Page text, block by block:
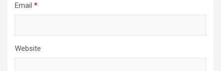
Email *
Website